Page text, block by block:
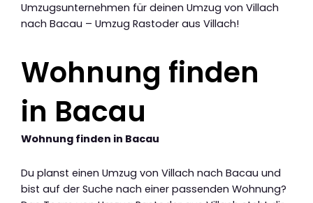
Umzugsunternehmen für deinen Umzug von Villach
nach Bacau – Umzug Rastoder aus Villach!
Wohnung finden
in Bacau
Wohnung finden in Bacau
Du planst einen Umzug von Villach nach Bacau und
bist auf der Suche nach einer passenden Wohnung?